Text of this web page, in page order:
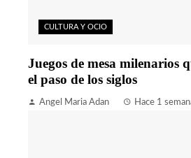
CULTURA Y OCIO
Juegos de mesa milenarios
el paso de los siglos
Angel Maria Adan Hace 1